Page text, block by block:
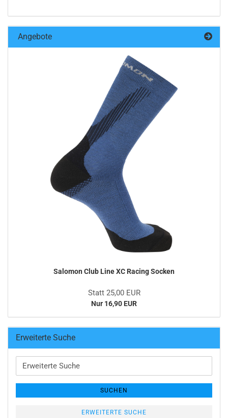
Angebote
Salomon Club Line XC Racing Socken
Statt 25,00 EUR
Nur 16,90 EUR
Erweiterte Suche
Erweiterte
Suche
SUCHEN
ERWEITERTE SUCHE